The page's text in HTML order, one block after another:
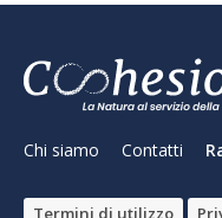
Chi siamo Contatti
Termini di utilizzo